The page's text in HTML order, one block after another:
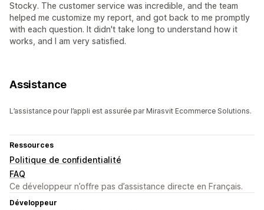
Stocky. The customer service was incredible, and the team
helped me customize my report, and got back to me promptly
with each question. It didn't take long to understand how it
works, and I am very satisfied.
Assistance
L’assistance pour l’appli est assurée par Mirasvit Ecommerce Solutions.
Ressources
Politique de confidentialité
FAQ
Ce développeur n’offre pas d’assistance directe en Français.
Développeur